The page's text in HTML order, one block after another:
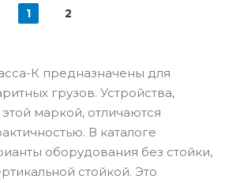
1 2
К предназначены для
грузов. Устройства,
маркой, отличаются
В каталоге
оборудования без стойки,
стойкой. Это